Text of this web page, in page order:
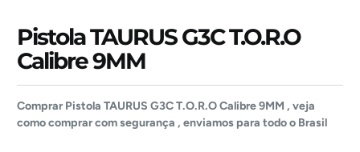
Pistola TAURUS G3C T.O.R.O
Calibre 9MM
Comprar Pistola TAURUS G3C T.O.R.O Calibre 9MM , veja
como comprar com segurança , enviamos para todo o Brasil